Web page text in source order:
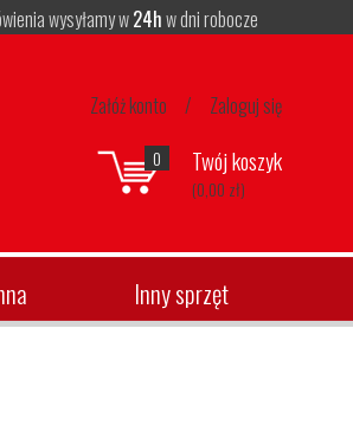
wysyłamy w24hw dni robocze
Załóż konto / Zaloguj się
0 Twój koszyk
(0,00 zł)
Inny sprzęt